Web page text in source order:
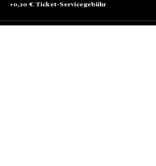
+0,20 € Ticket-Servicegebühr